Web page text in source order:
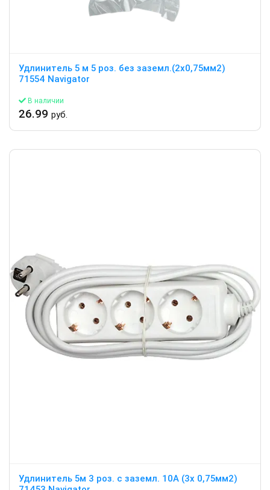
Удлинитель 5 м 5 роз. без заземл.(2х0,75мм2)
71554 Navigator
В наличии
26.99 руб.
Удлинитель 5м 3 роз. с заземл. 10А (3х 0,75мм2)